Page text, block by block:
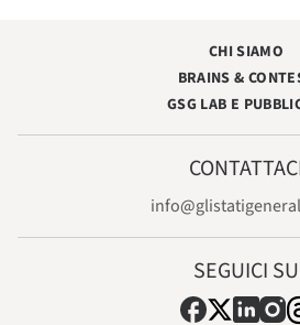
CHI SIAMO
BRAINS &
GSG LAB E
SEGUICI SU